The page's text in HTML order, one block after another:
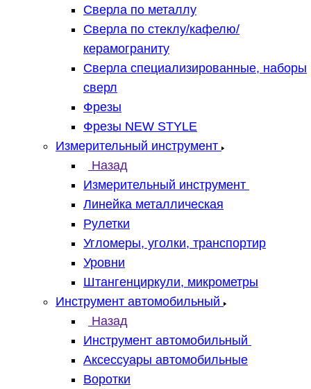
Сверла по металлу
Сверла по стеклу/кафелю/
керамограниту
Сверла специализированные, наборы
сверл
Фрезы
Фрезы NEW STYLE
Измерительный инструмент
Назад
Измерительный инструмент
Линейка металлическая
Рулетки
Угломеры, уголки, транспортир
Уровни
Штангенциркули, микрометры
Инструмент автомобильный
Назад
Инструмент автомобильный
Аксессуары автомобильные
Воротки